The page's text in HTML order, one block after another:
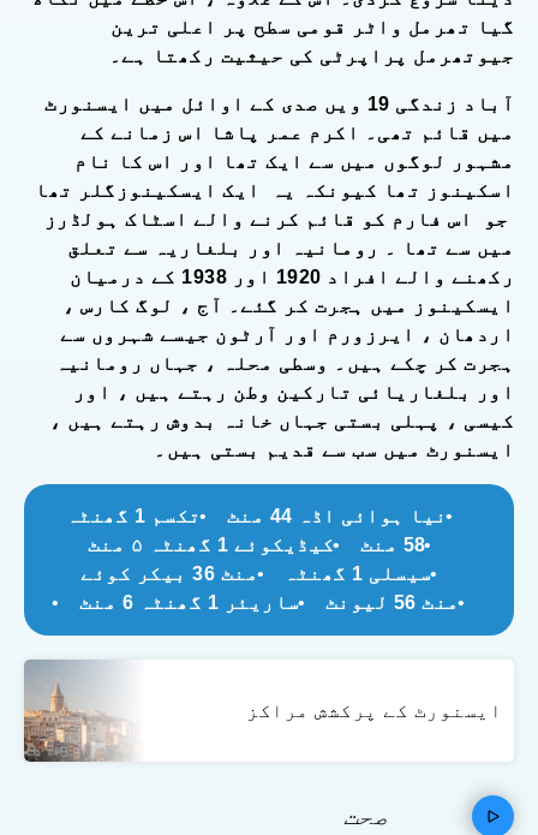
گیا تھرمل واٹر قومی سطح پر اعلی ترین
جیوتھرمل پراپرٹی کی حیثیت رکھتا ہے۔
آباد زندگی 19 ویں صدی کے اوائل میں ایسنورٹ
میں قائم تھی۔ اکرم عمر پاشا اس زمانے کے
مشہور لوگوں میں سے ایک تھا اور اس کا نام
اسکینوز تھا کیونکہ یہ ایک ایسکینوزگلر تھا
جو اس فارم کو قائم کرنے والے اسٹاک ہولڈرز
میں سے تھا ۔ رومانیہ اور بلغاریہ سے تعلق
رکھنے والے افراد 1920 اور 1938 کے درمیان
ایسکینوز میں ہجرت کر گئے۔ آج ، لوگ کارس ،
اردھان ، ایرزورم اور آرٹون جیسے شہروں سے
ہجرت کر چکے ہیں۔ وسطی محلہ ، جہاں رومانیہ
اور بلغاریائی تارکین وطن رہتے ہیں ، اور
کیسی ، پہلی بستی جہاں خانہ بدوش رہتے ہیں ،
ایسنورٹ میں سب سے قدیم بستی ہیں۔
نیا ہوائی اڈہ 44 منٹ
تکسم 1 گھنٹہ
58 منٹ
کیڈیکوئے 1 گھنٹہ ۵ منٹ
سیسلی 1 گھنٹہ
منٹ 36 بیکر کوئے
منٹ 56 لیونٹ
ساریئر 1 گھنٹہ 6 منٹ
ایسنورٹ کے پرکشش مراکز
صحت